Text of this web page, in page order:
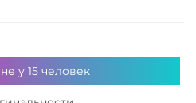
у15 человек